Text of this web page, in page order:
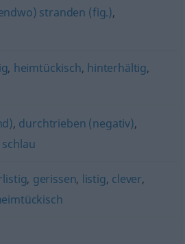
stranden (fig.),
, heimtückisch, hinterhältig,
, durchtrieben (negativ),
schlau
, gerissen, listig, clever,